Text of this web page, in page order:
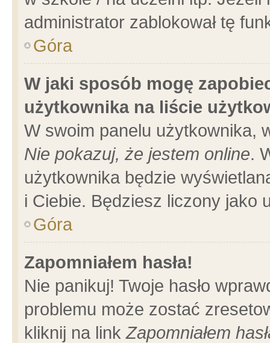
administrator zablokował tę
Góra
W jaki sposób mogę
użytkownika na liście
W swoim panelu użytkownika,
Nie pokazuj, że jestem online.
użytkownika będzie
i Ciebie. Będziesz liczony jako
Góra
Zapomniałem hasła!
Nie panikuj! Twoje hasło
problemu może zostać
kliknij na linkZapomniałem